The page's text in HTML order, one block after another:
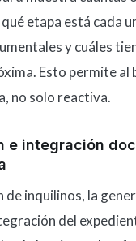
etapa está cada
y cuáles
Esto permite al
no solo reactiva.
e integración
de inquilinos, la
del